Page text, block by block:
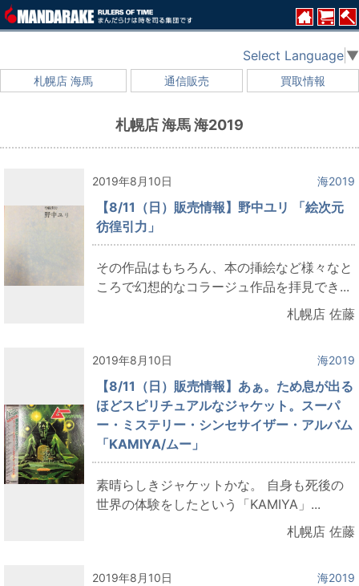
札幌店 海馬 通信販売 買取情報
Select Language ▼
札幌店 海馬 海2019
2019年8月10日 海2019
【8/11（日）販売情報】野中ユリ 「絵次元
彷徨引力」
その作品はもちろん、本の挿絵など様々なと
ころで幻想的なコラージュ作品を拝見でき...
札幌店 佐藤
2019年8月10日 海2019
【8/11（日）販売情報】あぁ。ため息が出る
ほどスピリチュアルなジャケット。スーパ
ー・ミステリー・シンセサイザー・アルバム
「KAMIYA/ムー」
素晴らしきジャケットかな。 自身も死後の
世界の体験をしたという「KAMIYA」...
札幌店 佐藤
2019年8月10日 海2019